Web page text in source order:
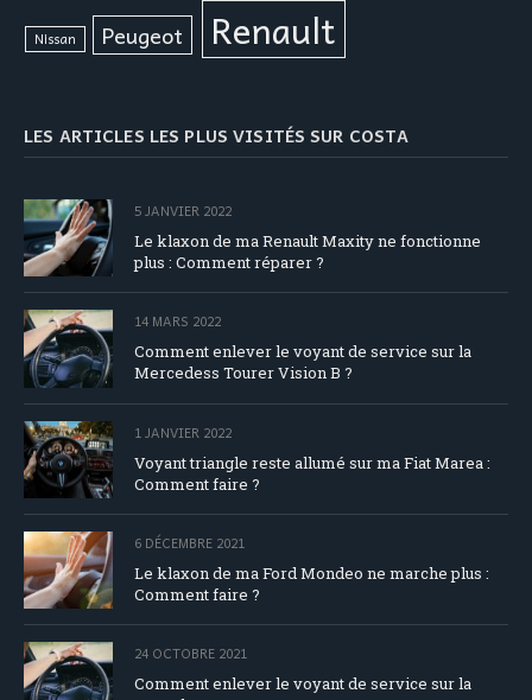
Nissan Peugeot Renault
LES ARTICLES LES PLUS VISITÉS SUR COSTA
5 JANVIER 2022
Le klaxon de ma Renault Maxity ne fonctionne
plus : Comment réparer ?
14 MARS 2022
Comment enlever le voyant de service sur la
Mercedess Tourer Vision B ?
1 JANVIER 2022
Voyant triangle reste allumé sur ma Fiat Marea :
Comment faire ?
6 DÉCEMBRE 2021
Le klaxon de ma Ford Mondeo ne marche plus :
Comment faire ?
24 OCTOBRE 2021
Comment enlever le voyant de service sur la